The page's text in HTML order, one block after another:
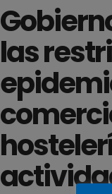
las